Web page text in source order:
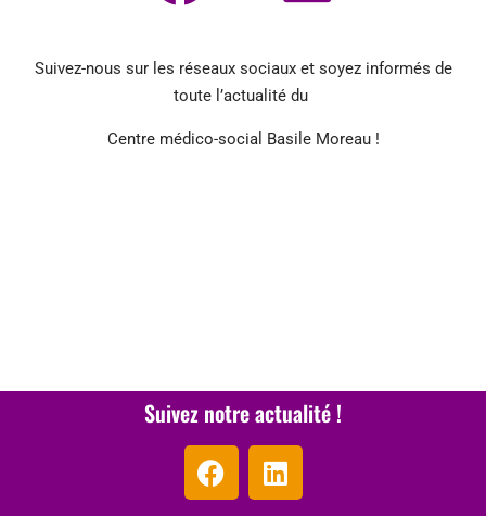
Suivez-nous sur les réseaux sociaux et soyez informés de
toute l’actualité du
Centre médico-social Basile Moreau !
Suivez notre actualité !